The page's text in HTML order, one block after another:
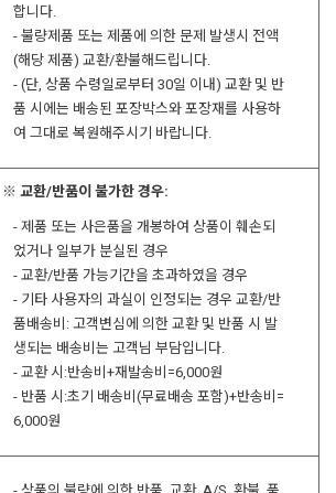
합니다.
- 불량제품 또는 제품에 의한 문제 발생시 전액
(해당 제품) 교환/환불해드립니다.
- (단, 상품 수령일로부터 30일 이내) 교환 및 반
품 시에는 배송된 포장박스와 포장재를 사용하
여 그대로 복원해주시기 바랍니다.
※ 교환/반품이 불가한 경우:
- 제품 또는 사은품을 개봉하여 상품이 훼손되
었거나 일부가 분실된 경우
- 교환/반품 가능기간을 초과하였을 경우
- 기타 사용자의 과실이 인정되는 경우 교환/반
품배송비: 고객변심에 의한 교환 및 반품 시 발
생되는 배송비는 고객님 부담입니다.
- 교환 시:반송비+재발송비=6,000원
- 반품 시:초기 배송비(무료배송 포함)+반송비=
6,000원